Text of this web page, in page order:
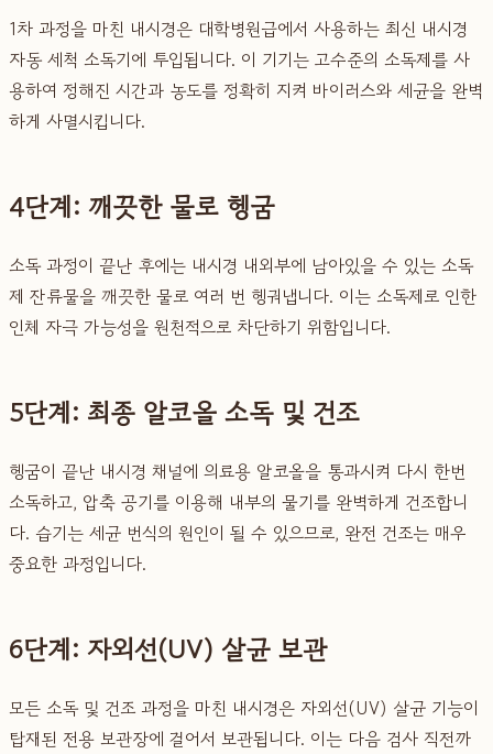
1차 과정을 마친 내시경은 대학병원급에서 사용하는 최신 내시경
자동 세척 소독기에 투입됩니다. 이 기기는 고수준의 소독제를 사
용하여 정해진 시간과 농도를 정확히 지켜 바이러스와 세균을 완벽
하게 사멸시킵니다.
4단계: 깨끗한 물로 헹굼
소독 과정이 끝난 후에는 내시경 내외부에 남아있을 수 있는 소독
제 잔류물을 깨끗한 물로 여러 번 헹궈냅니다. 이는 소독제로 인한
인체 자극 가능성을 원천적으로 차단하기 위함입니다.
5단계: 최종 알코올 소독 및 건조
헹굼이 끝난 내시경 채널에 의료용 알코올을 통과시켜 다시 한번
소독하고, 압축 공기를 이용해 내부의 물기를 완벽하게 건조합니
다. 습기는 세균 번식의 원인이 될 수 있으므로, 완전 건조는 매우
중요한 과정입니다.
6단계: 자외선(UV) 살균 보관
모든 소독 및 건조 과정을 마친 내시경은 자외선(UV) 살균 기능이
탑재된 전용 보관장에 걸어서 보관됩니다. 이는 다음 검사 직전까